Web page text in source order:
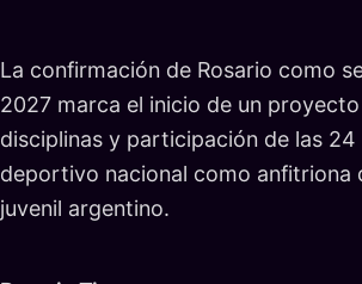
La confirmación de Rosario como
2027 marca el inicio de un
disciplinas y participación de las
deportivo nacional como anfitriona
juvenil argentino.